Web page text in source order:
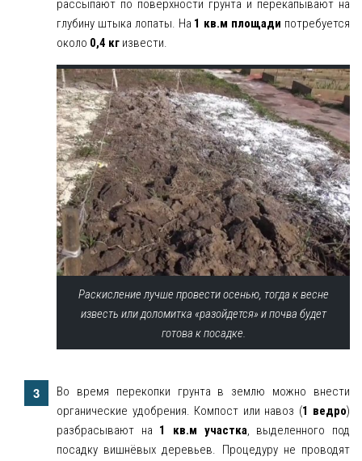
рассыпают по поверхности грунта и перекапывают на
глубину штыка лопаты. На 1 кв.м площади потребуется
около 0,4 кг извести.
Раскисление лучше провести осенью, тогда к весне
известь или доломитка «разойдется» и почва будет
готова к посадке.
Во время перекопки грунта в землю можно внести
органические удобрения. Компост или навоз (1 ведро)
разбрасывают на 1 кв.м участка, выделенного под
посадку вишнёвых деревьев. Процедуру не проводят